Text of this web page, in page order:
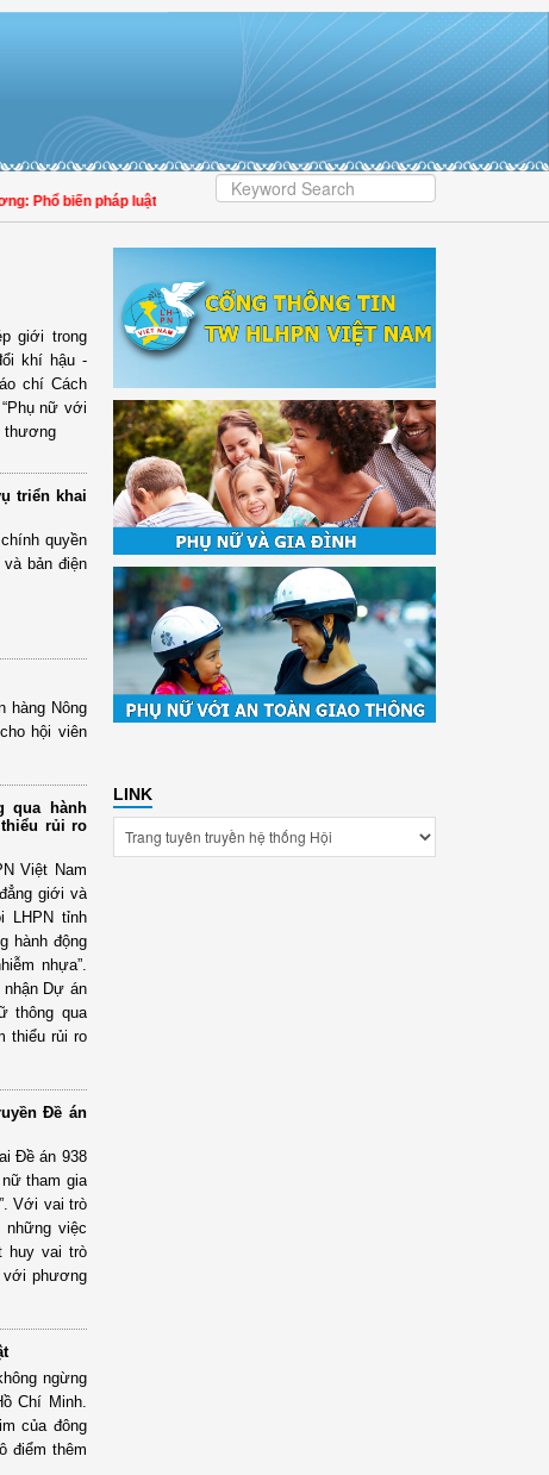
biến pháp luật phải lấy người dân làm trung tâm, bảo đảm quyền tiếp cận thực
giới trong
khí hậu -
chí Cách
nữ với
thương
triển khai
quyền
bản điện
hàng Nông
hội viên
qua hành
rủi ro
Việt Nam
giới và
LHPN tỉnh
hành động
nhựa”.
Dự án
thông qua
thiểu rủi ro
Đề án
Đề án 938
tham gia
Với vai trò
việc
huy vai trò
phương
ngừng
Chí Minh.
của đông
điểm thêm
LINK